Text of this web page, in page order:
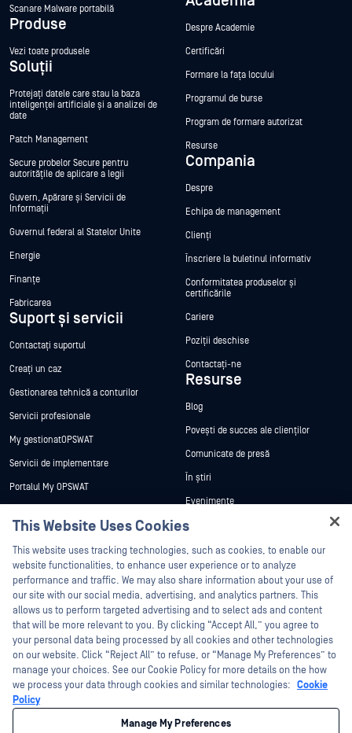
Scanare Malware portabilă
Produse
Vezi toate produsele
Soluții
Protejați datele care stau la baza
inteligenței artificiale și a analizei de
date
Patch Management
Secure probelor Secure pentru
autoritățile de aplicare a legii
Guvern, Apărare și Servicii de
Informații
Guvernul federal al Statelor Unite
Energie
Finanțe
Fabricarea
Suport și servicii
Contactați suportul
Creați un caz
Gestionarea tehnică a conturilor
Servicii profesionale
My gestionatOPSWAT
Servicii de implementare
Portalul My OPSWAT
Formare
vulnerabilităților
Parteneri
Certificare
Parteneri tehnologici
Program de parteneriat de canal
Despre Academie
Certificări
Formare la fața locului
Programul de burse
Program de formare autorizat
Resurse
Compania
Despre
Echipa de management
Clienți
Înscriere la buletinul informativ
Conformitatea produselor și
certificările
Cariere
Poziții deschise
Contactați-ne
Resurse
Blog
Povești de succes ale clienților
Comunicate de presă
În știri
Evenimente
Webinare
Fișe de date
Cărți albe
Instrumente gratuite
©2026 OPSWAT . Toate drepturile rezervate. OPSWAT, MetaDefender, Metascan,
MetaAccess, OPSWAT , Trust no File. Trust No Device., OPSWAT , Protecting the
World's Critical Infrastructure, Deep CDR™ Technology, InQuest, logo-ul InQuest,
DFI, RetroHunt, Deep File Inspection și Join the Hunt sunt mărci comerciale ale
This Website Uses Cookies
This website uses tracking technologies, such as cookies, to enable our
website functionalities, to enhance user experience or to analyze
performance and traffic. We may also share information about your use of
our site with our social media, advertising, and analytics partners. This
allows us to perform targeted advertising and to select ads and content
that will be more relevant to you. By clicking “Accept All,” you agree to
your personal data being processed by all cookies and other technologies
on our website. Click “Reject All” to refuse, or “Manage My Preferences” to
manage your choices. See our Cookie Policy for more details on the how
we process your data through cookies and similar technologies: Cookie
Policy
Manage My Preferences